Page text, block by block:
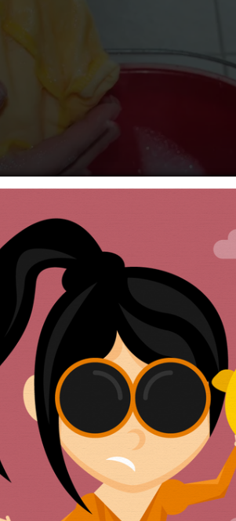
2025
tysiąca pracowników
informuje „Gazeta Wyborcza”,
Klinicznego we Wrocławiu
z największych placówek
decyzją władz szpitala.
ma ulec Dział Higieny Szpitalnej i
ona salowe, noszowych, osoby